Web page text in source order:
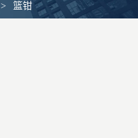
> 篮钳